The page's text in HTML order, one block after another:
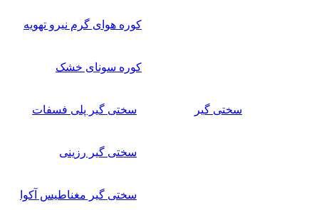
کوره هوای گرم نیرو تهویه
کوره سونای خشک
سختی گیر سختی گیر پلی فسفات
سختی گیر رزینی
سختی گیر مغناطیس آکوا